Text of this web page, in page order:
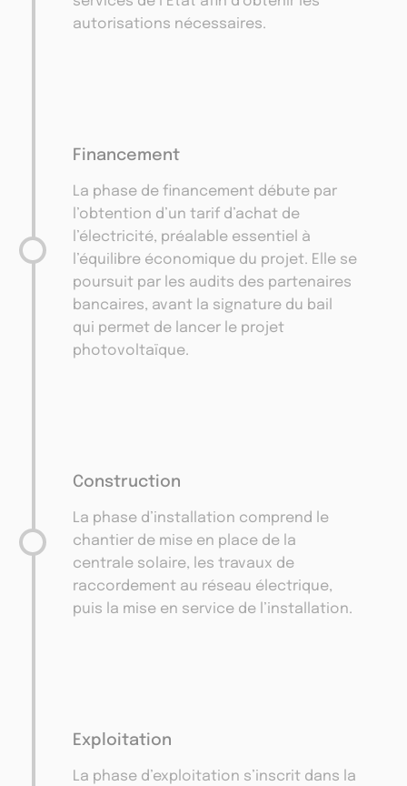
autorisations nécessaires.
Financement
La phase de financement débute par
l’obtention d’un tarif d’achat de
l’électricité, préalable essentiel à
l’équilibre économique du projet. Elle se
poursuit par les audits des partenaires
bancaires, avant la signature du bail
qui permet de lancer le projet
photovoltaïque.
Construction
La phase d’installation comprend le
chantier de mise en place de la
centrale solaire, les travaux de
raccordement au réseau électrique,
puis la mise en service de l’installation.
Exploitation
La phase d’exploitation s’inscrit dans la